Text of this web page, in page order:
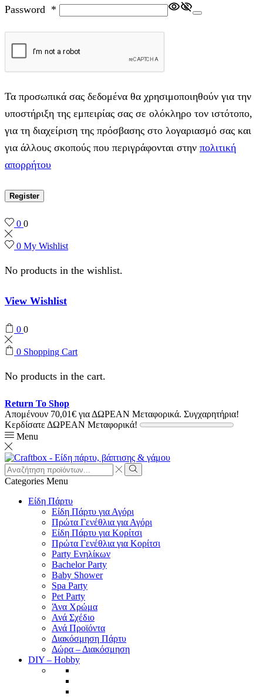
Password *
Τα προσωπικά σας δεδομένα θα χρησιμοποιηθούν για την
υποστήριξη της εμπειρίας σας σε ολόκληρο τον ιστότοπο,
για τη διαχείριση της πρόσβασης στο λογαριασμό σας και
για άλλους σκοπούς που περιγράφονται στην πολιτική
απορρήτου
Register
0 0
0 My Wishlist
No products in the wishlist.
View Wishlist
0 0
0 Shopping Cart
No products in the cart.
Return To Shop
Απομένουν 70,01€ για ΔΩΡΕΑΝ Μεταφορικά. Συγχαρητήρια!
Κερδίσατε ΔΩΡΕΑΝ Μεταφορικά!
Menu
Search
input
Search
Categories Menu
Είδη Πάρτυ
Είδη Πάρτυ για Αγόρι
Πρώτα Γενέθλια για Αγόρι
Είδη Πάρτυ για Κορίτσι
Πρώτα Γενέθλια για Κορίτσι
Party Ενηλίκων
Bachelor Party
Baby Shower
Spa Party
Pet Party
Άνα Χρώμα
Ανά Σχέδιο
Ανά Προϊόντα
Διακόσμηση Πάρτυ
Δώρα – Διακόσμηση
DIY – Hobby